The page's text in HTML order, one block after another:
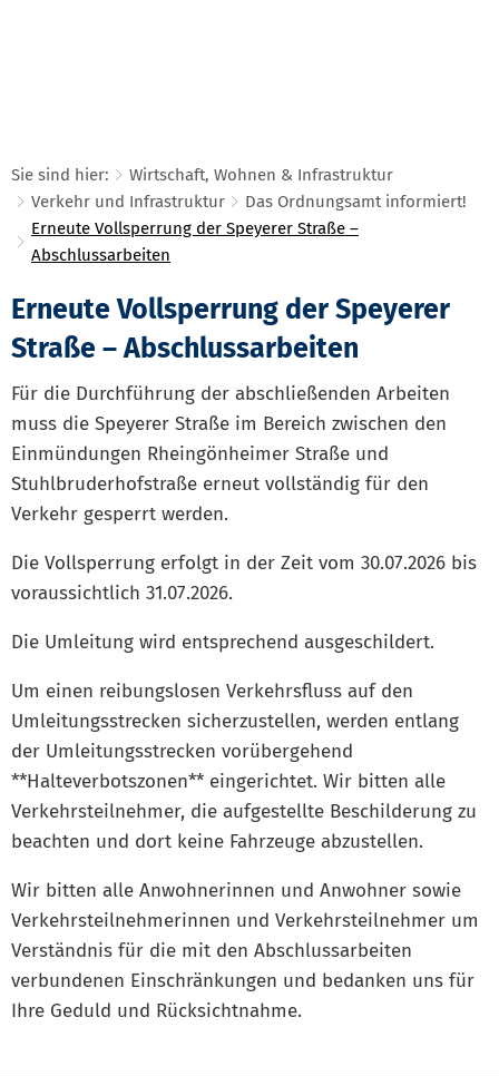
Sie sind hier:
Wirtschaft, Wohnen & Infrastruktur
Verkehr und Infrastruktur
Das Ordnungsamt informiert!
Erneute Vollsperrung der Speyerer Straße –
Abschlussarbeiten
Update:
Vollsperrung
der
Speyerer
Straße
Erneute Vollsperrung der Speyerer
Straße – Abschlussarbeiten
Für die Durchführung der abschließenden Arbeiten
muss die Speyerer Straße im Bereich zwischen den
Einmündungen Rheingönheimer Straße und
Stuhlbruderhofstraße erneut vollständig für den
Verkehr gesperrt werden.
Die Vollsperrung erfolgt in der Zeit vom 30.07.2026 bis
voraussichtlich 31.07.2026.
Die Umleitung wird entsprechend ausgeschildert.
Um einen reibungslosen Verkehrsfluss auf den
Umleitungsstrecken sicherzustellen, werden entlang
der Umleitungsstrecken vorübergehend
**Halteverbotszonen** eingerichtet. Wir bitten alle
Verkehrsteilnehmer, die aufgestellte Beschilderung zu
beachten und dort keine Fahrzeuge abzustellen.
Wir bitten alle Anwohnerinnen und Anwohner sowie
Verkehrsteilnehmerinnen und Verkehrsteilnehmer um
Verständnis für die mit den Abschlussarbeiten
verbundenen Einschränkungen und bedanken uns für
Ihre Geduld und Rücksichtnahme.